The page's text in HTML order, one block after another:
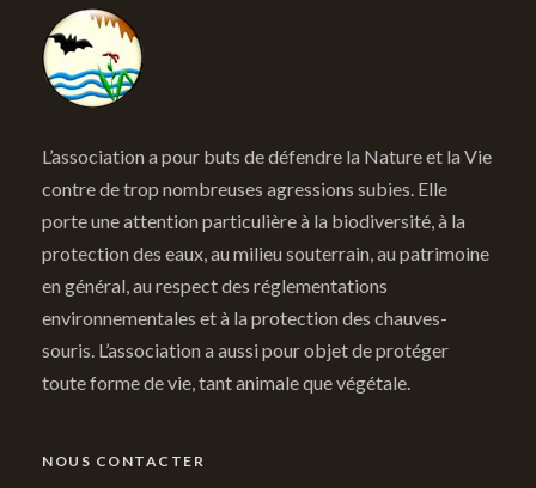
L’association a pour buts de défendre la Nature et la Vie
contre de trop nombreuses agressions subies. Elle
porte une attention particulière à la biodiversité, à la
protection des eaux, au milieu souterrain, au patrimoine
en général, au respect des réglementations
environnementales et à la protection des chauves-
souris. L’association a aussi pour objet de protéger
toute forme de vie, tant animale que végétale.
NOUS CONTACTER